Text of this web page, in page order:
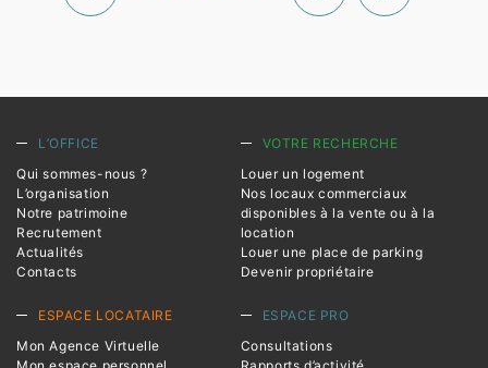
L’OFFICE
Qui sommes-nous ?
L’organisation
Notre patrimoine
Recrutement
Actualités
Contacts
VOTRE RECHERCHE
Louer un logement
Nos locaux commerciaux
disponibles à la vente ou à la
location
Louer une place de parking
Devenir propriétaire
ESPACE LOCATAIRE
Mon Agence Virtuelle
ESPACE PRO
Consultations